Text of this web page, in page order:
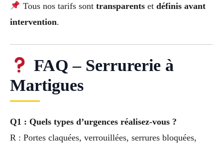
Tous nos tarifs sont transparentset définis avant
intervention.
FAQ – Serrurerie à
Martigues
Q1 : Quels types d’urgences réalisez-vous ?
R : Portes claquées, verrouillées, serrures bloquées,